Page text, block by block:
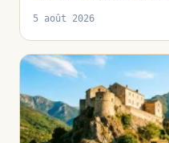
5 août 2026